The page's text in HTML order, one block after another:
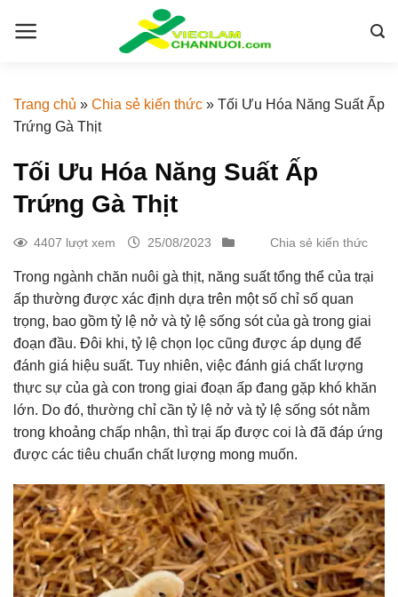
Trang chủ » Chia sẻ kiến thức » Tối Ưu Hóa Năng Suất Ấp
Trứng Gà Thịt
Tối Ưu Hóa Năng Suất Ấp
Trứng Gà Thịt
4407 lượt xem 25/08/2023 Chia sẻ kiến thức
Trong ngành chăn nuôi gà thịt, năng suất tổng thể của trại
ấp thường được xác định dựa trên một số chỉ số quan
trọng, bao gồm tỷ lệ nở và tỷ lệ sống sót của gà trong giai
đoạn đầu. Đôi khi, tỷ lệ chọn lọc cũng được áp dụng để
đánh giá hiệu suất. Tuy nhiên, việc đánh giá chất lượng
thực sự của gà con trong giai đoạn ấp đang gặp khó khăn
lớn. Do đó, thường chỉ cần tỷ lệ nở và tỷ lệ sống sót nằm
trong khoảng chấp nhận, thì trại ấp được coi là đã đáp ứng
được các tiêu chuẩn chất lượng mong muốn.